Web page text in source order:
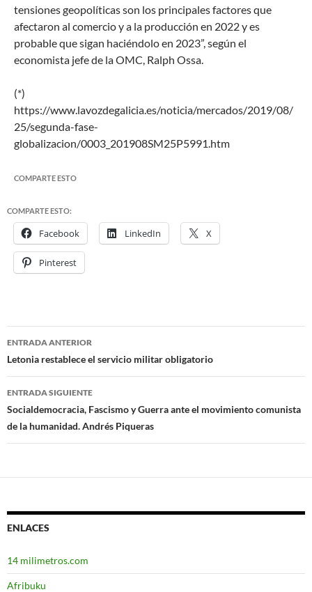
tensiones geopolíticas son los principales factores que
afectaron al comercio y a la producción en 2022 y es
probable que sigan haciéndolo en 2023”, según el
economista jefe de la OMC, Ralph Ossa.
(*)
https://www.lavozdegalicia.es/noticia/mercados/2019/08/
25/segunda-fase-
globalizacion/0003_201908SM25P5991.htm
COMPARTE ESTO
COMPARTE ESTO:
Facebook LinkedIn X
Pinterest
Navegación
de
entradas
ENTRADA ANTERIOR
Letonia restablece el servicio militar obligatorio
ENTRADA SIGUIENTE
Socialdemocracia, Fascismo y Guerra ante el movimiento comunista
de la humanidad. Andrés Piqueras
ENLACES
14 milimetros.com
Afribuku